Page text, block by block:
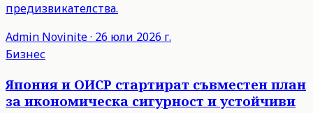
предизвикателства.
Admin Novinite· 26 юли 2026 г.
Бизнес
Япония и ОИСР стартират съвместен план
за икономическа сигурност и устойчиви